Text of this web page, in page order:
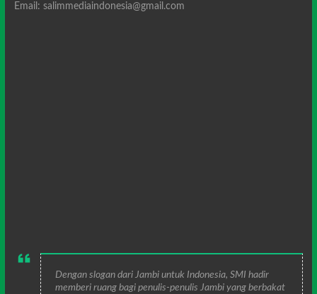
Email: salimmediaindonesia@gmail.com
Dengan slogan dari Jambi untuk Indonesia, SMI hadir
memberi ruang bagi penulis-penulis Jambi yang berbakat